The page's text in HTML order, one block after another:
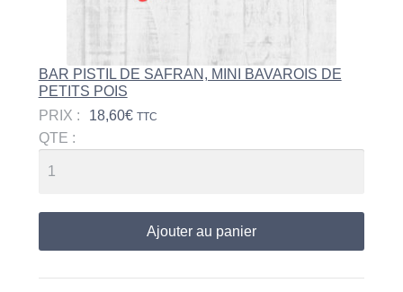
BAR PISTIL DE SAFRAN, MINI BAVAROIS DE
PETITS POIS
PRIX :
18,60€ TTC
QTE :
Ajouter au panier